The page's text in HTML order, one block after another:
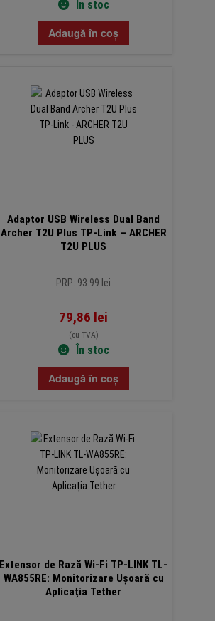
În stoc
Adaugă în coș
Adaptor USB Wireless Dual Band
Archer T2U Plus TP-Link – ARCHER
T2U PLUS
PRP: 93.99 lei
79,86 lei
(cu TVA)
În stoc
Adaugă în coș
Extensor de Rază Wi-Fi TP-LINK TL-
WA855RE: Monitorizare Ușoară cu
Aplicația Tether